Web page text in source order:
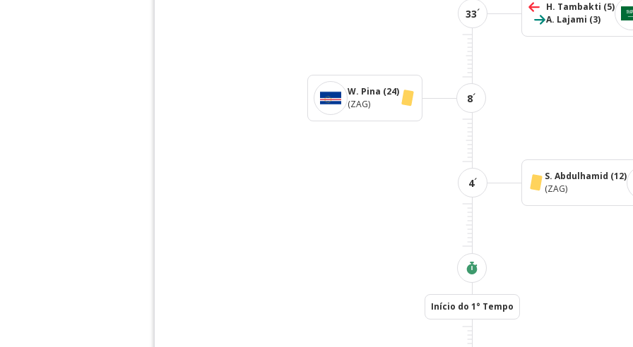
33´ H. Tambakti (5)
A. Lajami (3)
8´
W. Pina (24)
(ZAG)
4´ S. Abdulhamid (12)
(ZAG)
Início do 1° Tempo